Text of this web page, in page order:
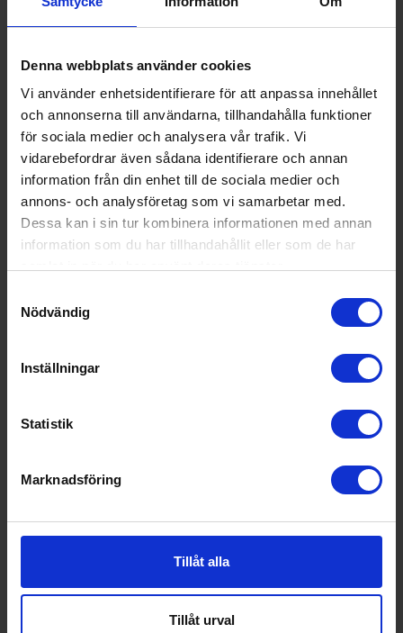
Denna webbplats använder cookies
Vi använder enhetsidentifierare för att anpassa innehållet
och annonserna till användarna, tillhandahålla funktioner
för sociala medier och analysera vår trafik. Vi
vidarebefordrar även sådana identifierare och annan
information från din enhet till de sociala medier och
annons- och analysföretag som vi samarbetar med.
Dessa kan i sin tur kombinera informationen med annan
information som du har tillhandahållit eller som de har
Nödvändig
Inställningar
Statistik
Marknadsföring
Tillåt alla
Tillåt urval
Tollco
Droppskyddsbricka
Standard 90cm XL
392:-
TollcoGolvskydd
& Vattenlarm -
Standard 90cm
XL - Kyl/frys990:-
Produktblad:
Varumärke:
Höjd (cm):
183
90.5